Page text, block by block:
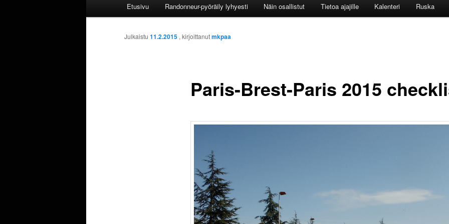
Etusivu Randonneur-pyöräily lyhyesti Näin osallistut Tietoa ajajille Kalenteri Ruska
Paris-Brest-Paris 2015
Julkaistu 11.2.2015 , kirjoittanutmkpaa